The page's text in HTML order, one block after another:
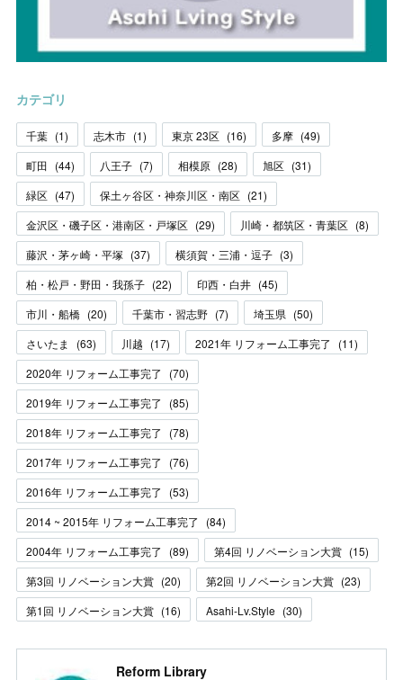
カテゴリ
千葉 (1) 志木市 (1) 東京 23区 (16) 多摩 (49)
町田 (44) 八王子 (7) 相模原 (28) 旭区 (31)
緑区 (47) 保土ヶ谷区・神奈川区・南区 (21)
金沢区・磯子区・港南区・戸塚区 (29) 川崎・都筑区・青葉区 (8)
藤沢・茅ヶ崎・平塚 (37) 横須賀・三浦・逗子 (3)
柏・松戸・野田・我孫子 (22) 印西・白井 (45)
市川・船橋 (20) 千葉市・習志野 (7) 埼玉県 (50)
さいたま
(63) 川越 (17) 2021年 リフォーム工事完了 (11)
2020年 リフォーム工事完了
(70)
2019年 リフォーム工事完了
(85)
2018年 リフォーム工事完了
(78)
2017年 リフォーム工事完了
(76)
2016年 リフォーム工事完了
(53)
2014 ~ 2015年 リフォーム工事完了
(84)
2004年 リフォーム工事完了
(89) 第4回 リノベーション大賞 (15)
第3回 リノベーション大賞 (20) 第2回 リノベーション大賞 (23)
第1回 リノベーション大賞 (16) Asahi-Lv.Style (30)
Reform Library